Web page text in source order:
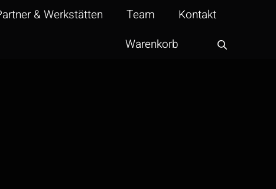
& Werkstätten Team
Kontakt
Warenkorb